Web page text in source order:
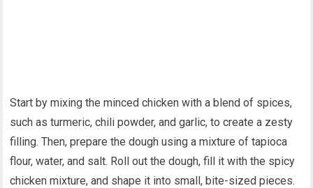
Start by mixing the minced chicken with a blend of spices,
such as turmeric, chili powder, and garlic, to create a zesty
filling. Then, prepare the dough using a mixture of tapioca
flour, water, and salt. Roll out the dough, fill it with the spicy
chicken mixture, and shape it into small, bite-sized pieces.